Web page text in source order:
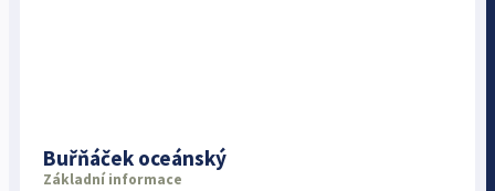
Buřňáček oceánský
Základní informace